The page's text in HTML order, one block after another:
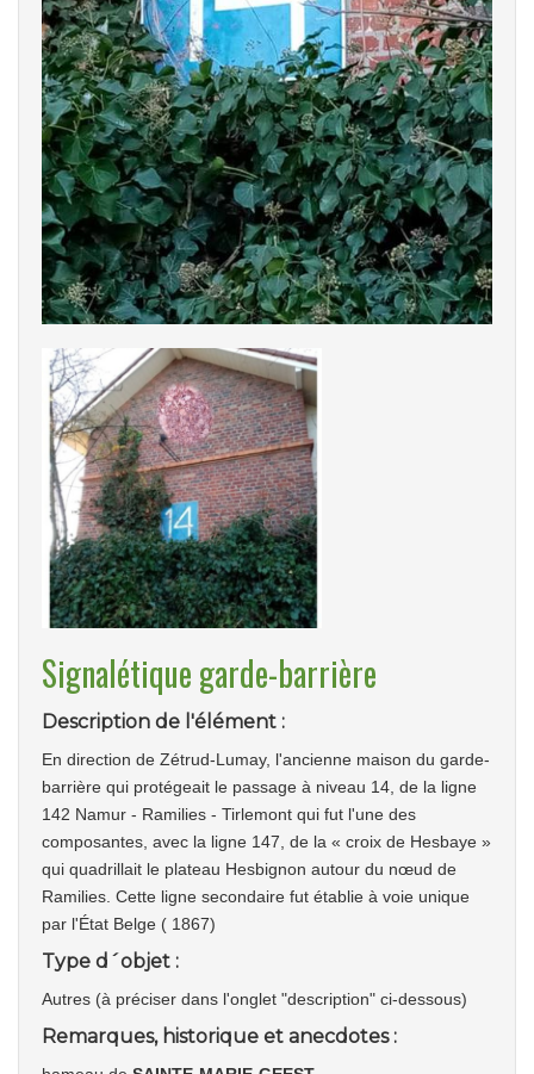
Signalétique garde-barrière
Description de l'élément :
En direction de Zétrud-Lumay, l'ancienne maison du garde-
barrière qui protégeait le passage à niveau 14, de la ligne
142 Namur - Ramilies - Tirlemont qui fut l'une des
composantes, avec la ligne 147, de la « croix de Hesbaye »
qui quadrillait le plateau Hesbignon autour du nœud de
Ramilies. Cette ligne secondaire fut établie à voie unique
par l'État Belge ( 1867)
Type d´objet :
Autres (à préciser dans l'onglet "description" ci-dessous)
Remarques, historique et anecdotes :